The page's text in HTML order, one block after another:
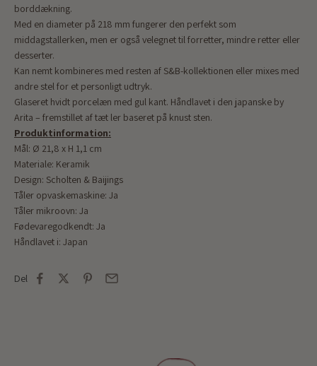
borddækning.
Med en diameter på 218 mm fungerer den perfekt som
middagstallerken, men er også velegnet til forretter, mindre retter eller
desserter.
Kan nemt kombineres med resten af S&B-kollektionen eller mixes med
andre stel for et personligt udtryk.
Glaseret hvidt porcelæn med gul kant. Håndlavet i den japanske by
Arita – fremstillet af tæt ler baseret på knust sten.
Produktinformation:
Mål: Ø 21,8 x H 1,1 cm
Materiale: Keramik
Design: Scholten & Baijings
Tåler opvaskemaskine: Ja
Tåler mikroovn: Ja
Fødevaregodkendt: Ja
Håndlavet i: Japan
Del